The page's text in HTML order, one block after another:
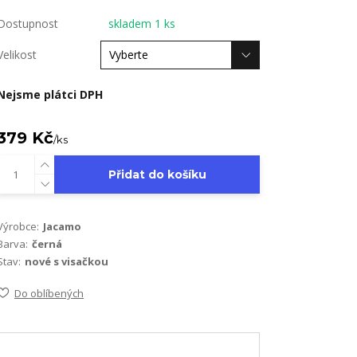
skladem 1 ks
plátci DPH
Kč/ks
Přidat do košíku
Jacamo
černá
nové s visačkou
Do oblíbených